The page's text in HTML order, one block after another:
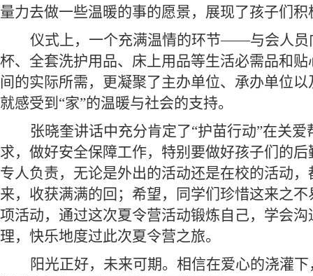
量力去做一些温暖的事的愿景， 展现了孩子们
仪式上，一个充满温情的环节——与会人员
杯、全套洗护用品、床上用品等生活必需品和
间的实际所需，更凝聚了主办单位、承办单位
就感受到 “家”的温暖与社会的支持。
张晓奎讲话中充分肯定了“护苗行动”在关爱
求，做好安全保障工作，特别要做好孩子们的
专人负责，无论是外出的活动还是在校的活动
来，收获满满的回；希望，同学们珍惜这来之
项活动，通过这次夏令营活动锻炼自己，学会
理，快乐地度过此次夏令营之旅。
阳光正好，未来可期。相信在爱心的浇灌